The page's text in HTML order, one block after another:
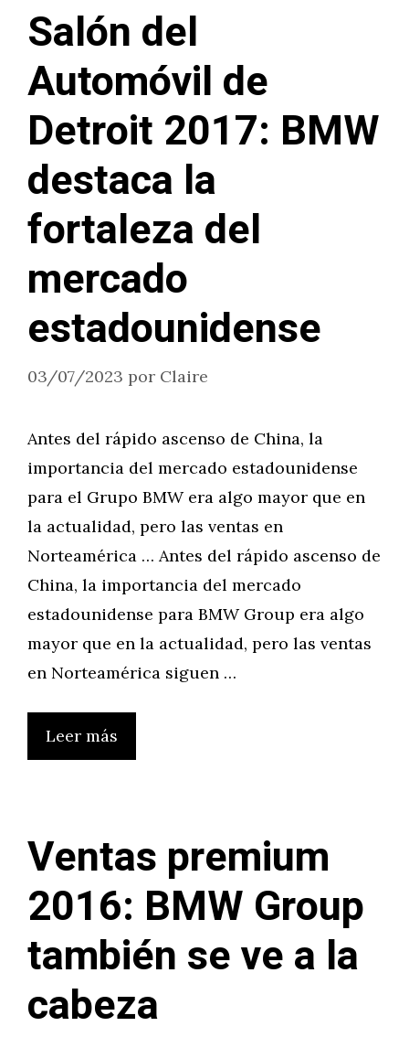
Salón del
Automóvil de
Detroit 2017: BMW
destaca la
fortaleza del
mercado
estadounidense
03/07/2023 por Claire
Antes del rápido ascenso de China, la
importancia del mercado estadounidense
para el Grupo BMW era algo mayor que en
la actualidad, pero las ventas en
Norteamérica … Antes del rápido ascenso de
China, la importancia del mercado
estadounidense para BMW Group era algo
mayor que en la actualidad, pero las ventas
en Norteamérica siguen …
Leer más
Ventas premium
2016: BMW Group
también se ve a la
cabeza